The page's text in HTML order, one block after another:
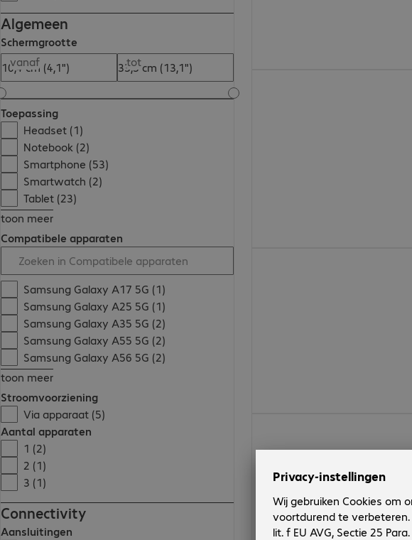
Algemeen
Schermgrootte
vanaf
tot
Toepassing
Headset (1)
Notebook (2)
Smartphone (53)
Smartwatch (2)
Tablet (23)
toon meer
Compatibele apparaten
Samsung Galaxy A17 5G (1)
Samsung Galaxy A25 5G (1)
Samsung Galaxy A35 5G (2)
Samsung Galaxy A55 5G (2)
Samsung Galaxy A56 5G (2)
toon meer
Stroomvoorziening
Via apparaat (5)
Aantal apparaten
1 (2)
2 (1)
3 (1)
Connectivity
Aansluitingen